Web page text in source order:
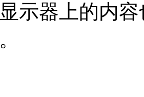
示器上的内